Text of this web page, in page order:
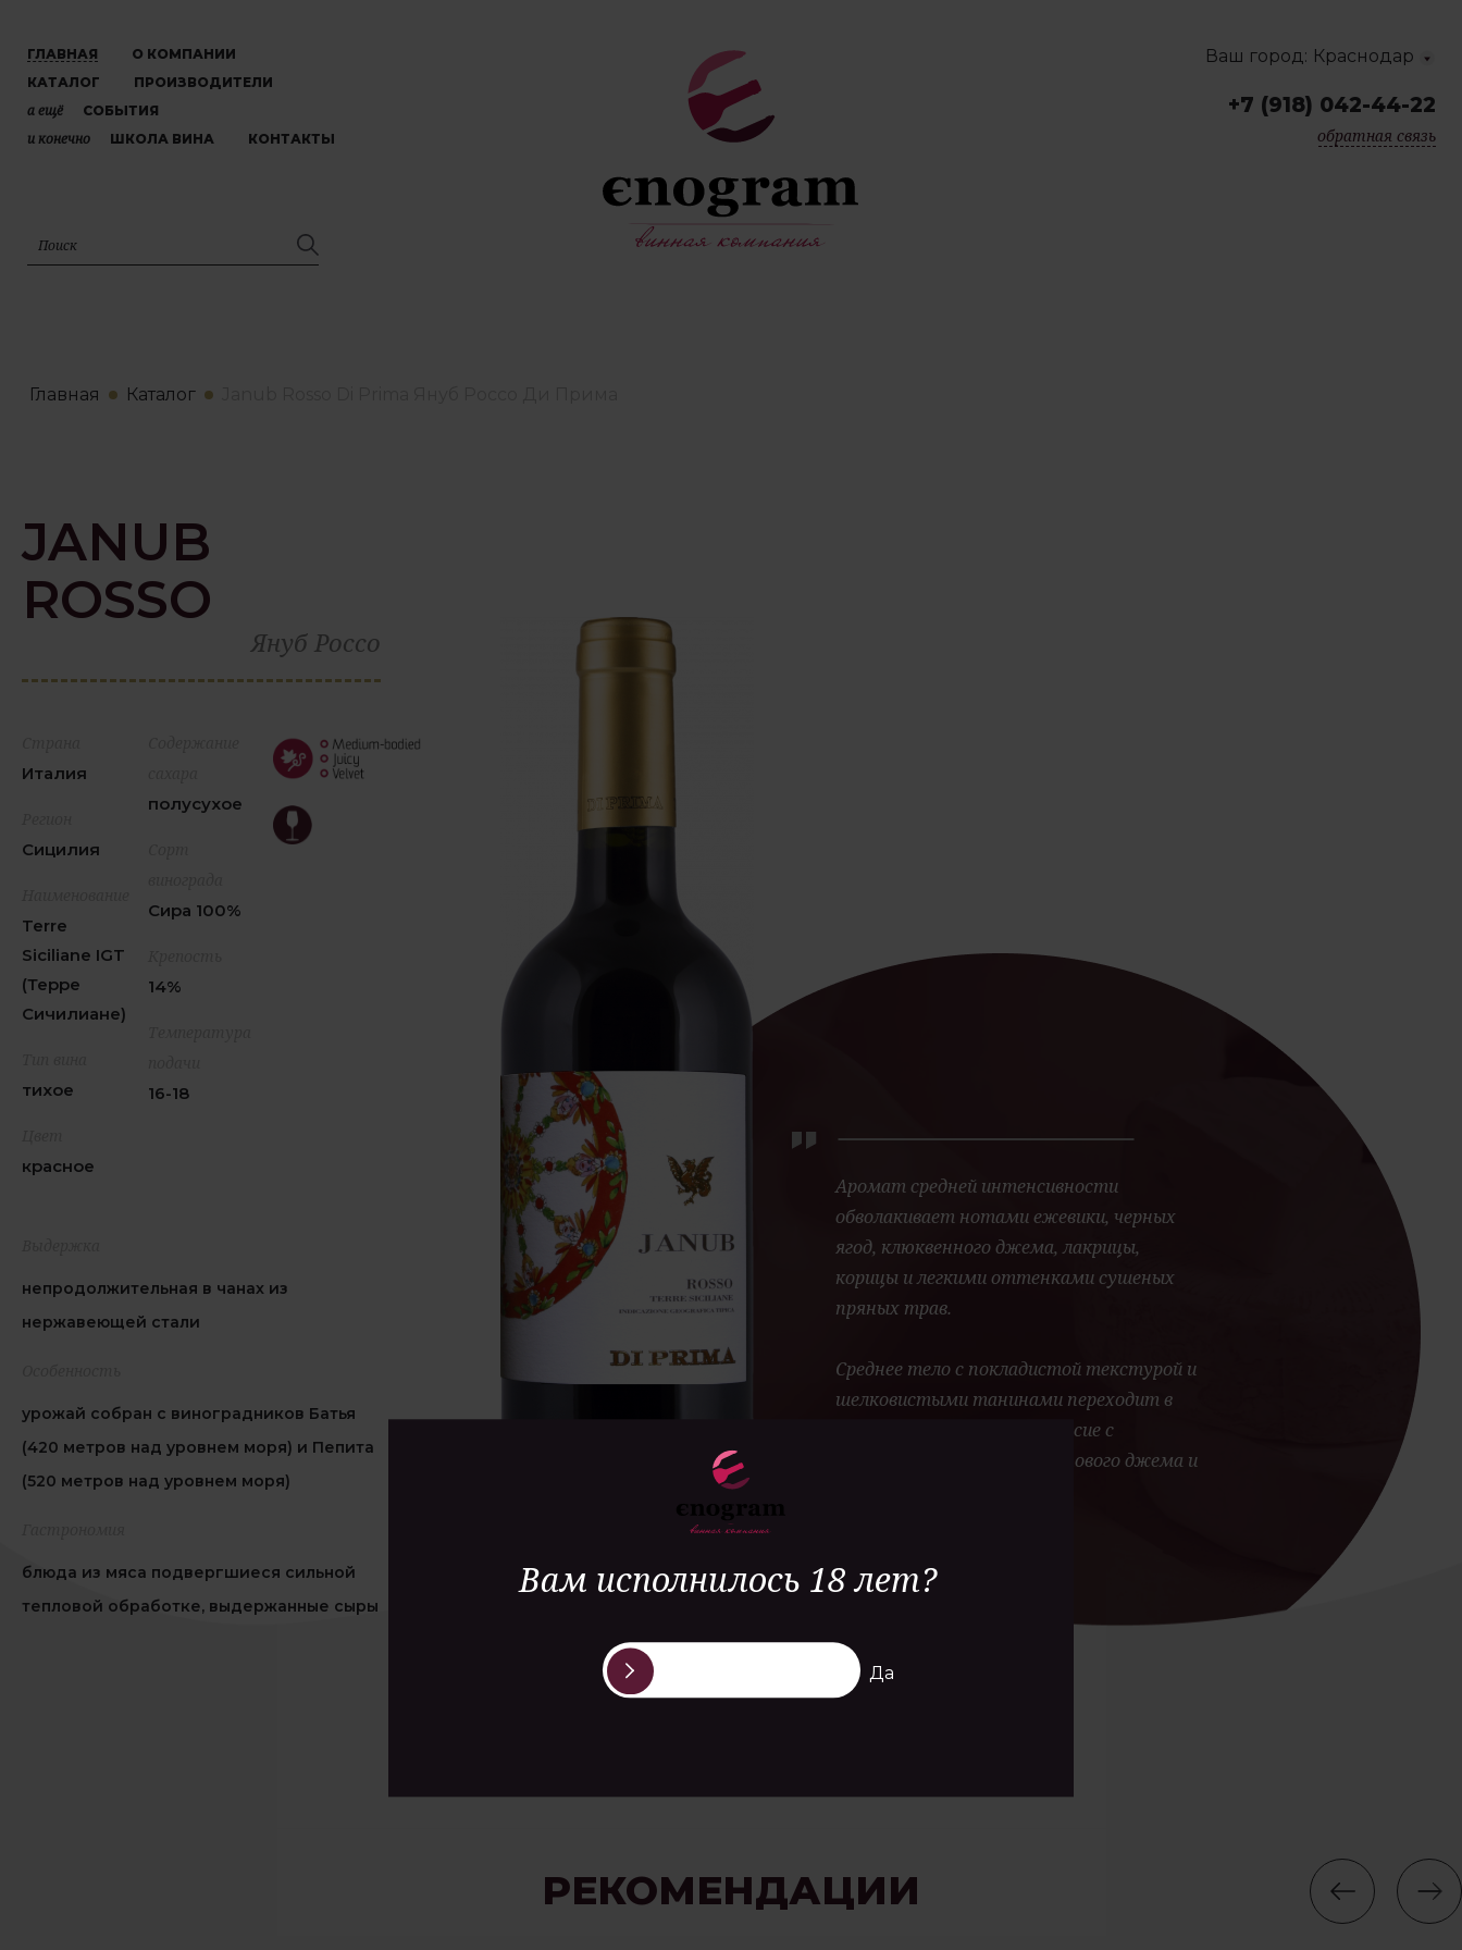
ГЛАВНАЯ
О КОМПАНИИ
КАТАЛОГ
ПРОИЗВОДИТЕЛИ
а ещё СОБЫТИЯ
и конечно ШКОЛА ВИНА КОНТАКТЫ
Ваш город: Краснодар
Краснодар
+7 (918) 042-44-22
обратная связь
Вам исполнилось 18 лет?
Да
Главная Каталог
JANUB
ROSSO
Януб Россо
Италия
Сицилия
Terre
Siciliane IGT
(Терре
Сичилиане)
тихое
красное
полусухое
Сира 100%
14%
16-18
непродолжительная в чанах из
нержавеющей стали
урожай собран с виноградников Батья
(420 метров над уровнем моря) и Пепита
(520 метров над уровнем моря)
блюда из мяса подвергшиеся сильной
тепловой обработке, выдержанные сыры
Аромат средней интенсивности
обволакивает нотами ежевики, черных
ягод, клюквенного джема, лакрицы,
корицы и легкими оттенками сушеных
пряных трав.
Среднее тело с покладистой текстурой и
шелковистыми танинами переходит в
продолжительное послевкусие с
оттенками черносмородинового джема и
РЕКОМЕНДАЦИИ